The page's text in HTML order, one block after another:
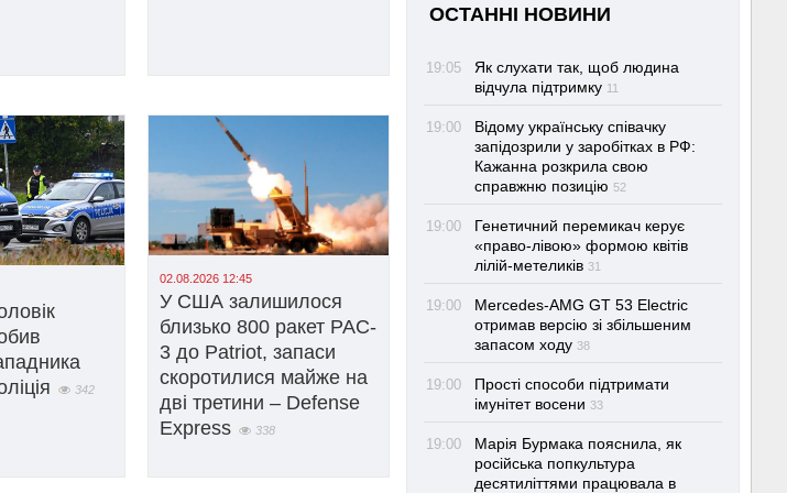
342
02.08.2026 12:45
У США залишилося
близько 800 ракет PAC-
3 до Patriot, запаси
скоротилися майже на
дві третини – Defense
Express
338
ОСТАННІ НОВИНИ
19:05
Як слухати так, щоб людина
відчула підтримку 11
19:00
Відому українську співачку
запідозрили у заробітках в РФ:
Кажанна розкрила свою
справжню позицію 52
19:00
Генетичний перемикач керує
«право-лівою» формою квітів
лілій-метеликів 31
19:00
Mercedes-AMG GT 53 Electric
отримав версію зі збільшеним
запасом ходу 38
19:00
Прості способи підтримати
імунітет восени 33
19:00
Марія Бурмака пояснила, як
російська попкультура
десятиліттями працювала в